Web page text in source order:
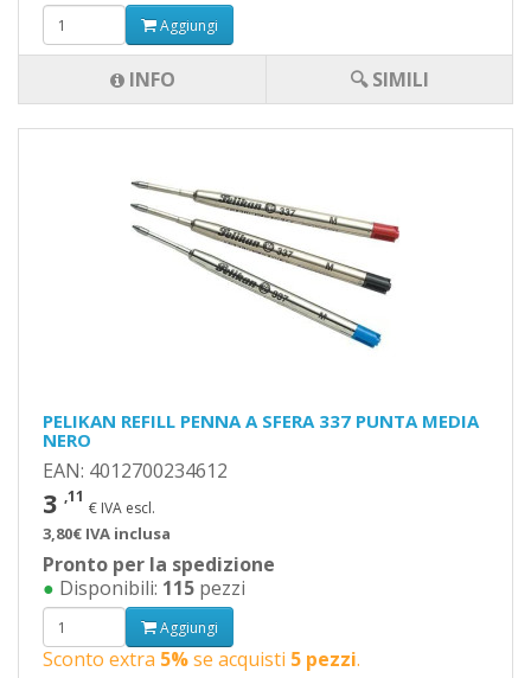
Aggiungi
INFO 🔍 SIMILI
PELIKAN REFILL PENNA A SFERA 337 PUNTA MEDIA
NERO
EAN: 4012700234612
3 ,11
€ IVA escl.
3,80€ IVA inclusa
Pronto per la spedizione
● Disponibili: 115 pezzi
Aggiungi
Sconto extra 5%se acquisti 5 pezzi.